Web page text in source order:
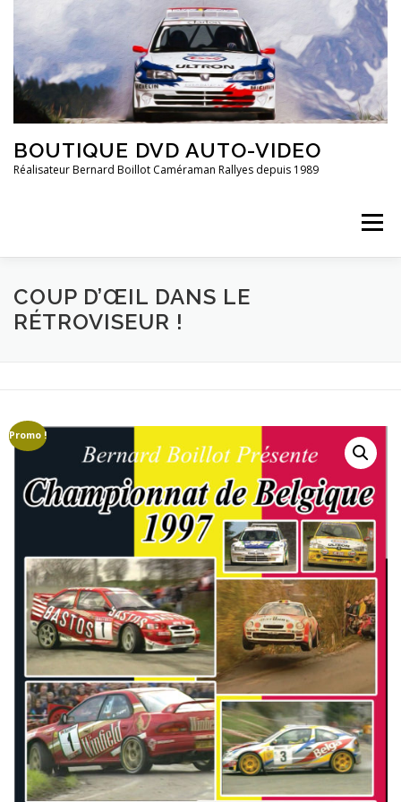
contenu
BOUTIQUE DVD AUTO-VIDEO
Réalisateur Bernard Boillot Caméraman Rallyes depuis 1989
Menu
QUI SOMMES-NOUS? CHAMPIONNAT DE FRANCE
GROUPE B GROUPE A GROUPE F
AUTO-STOP MAGAZINE CAMÉRAS EMBARQUÉE
COURSES DE CÔTES CRASHS
DRIVERS LÉGENDS EN RÉGION ETRANGER
FINALES MARQUES MONDIAL VINTAGE
PILOTES CAMÉRAS EMBARQUÉES
COUP D’ŒIL DANS LE
RÉTROVISEUR !
Promo !